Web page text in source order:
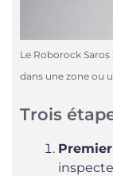
Le Roborock Saros
dans une zone ou
Trois